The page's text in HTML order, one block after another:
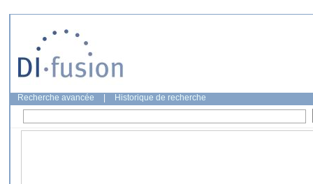
Recherche avancée Historique de recherche